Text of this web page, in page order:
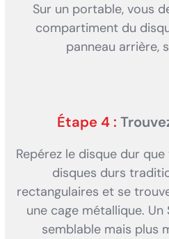
Sur un portable, vous
compartiment du
panneau arrière,
Étape 4 :
Repérez le disque dur
disques durs
rectangulaires et se
une cage métallique. Un
semblable mais plus